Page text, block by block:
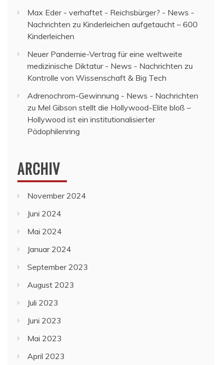
Max Eder - verhaftet - Reichsbürger? - News -
Nachrichten zu Kinderleichen aufgetaucht – 600
Kinderleichen
Neuer Pandemie-Vertrag für eine weltweite
medizinische Diktatur - News - Nachrichten zu
Kontrolle von Wissenschaft & Big Tech
Adrenochrom-Gewinnung - News - Nachrichten
zu Mel Gibson stellt die Hollywood-Elite bloß –
Hollywood ist ein institutionalisierter
Pädophilenring
ARCHIV
November 2024
Juni 2024
Mai 2024
Januar 2024
September 2023
August 2023
Juli 2023
Juni 2023
Mai 2023
April 2023